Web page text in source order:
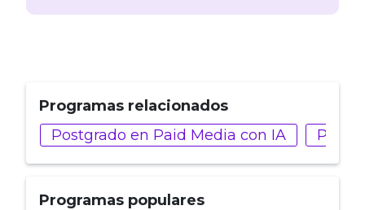
Programas relacionados
Postgrado en Paid Media con IA
Programas populares